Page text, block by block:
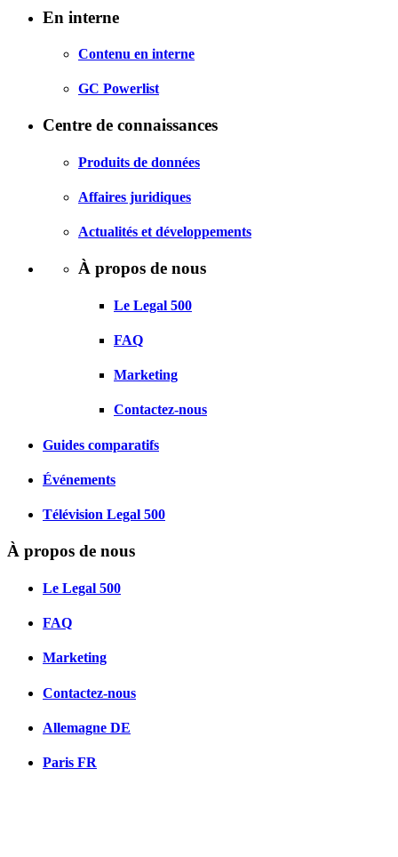
En interne
Contenu en interne
GC Powerlist
Centre de connaissances
Produits de données
Affaires juridiques
Actualités et développements
À propos de nous
Le Legal 500
FAQ
Marketing
Contactez-nous
Guides comparatifs
Événements
Télévision Legal 500
À propos de nous
Le Legal 500
FAQ
Marketing
Contactez-nous
Allemagne DE
Paris FR